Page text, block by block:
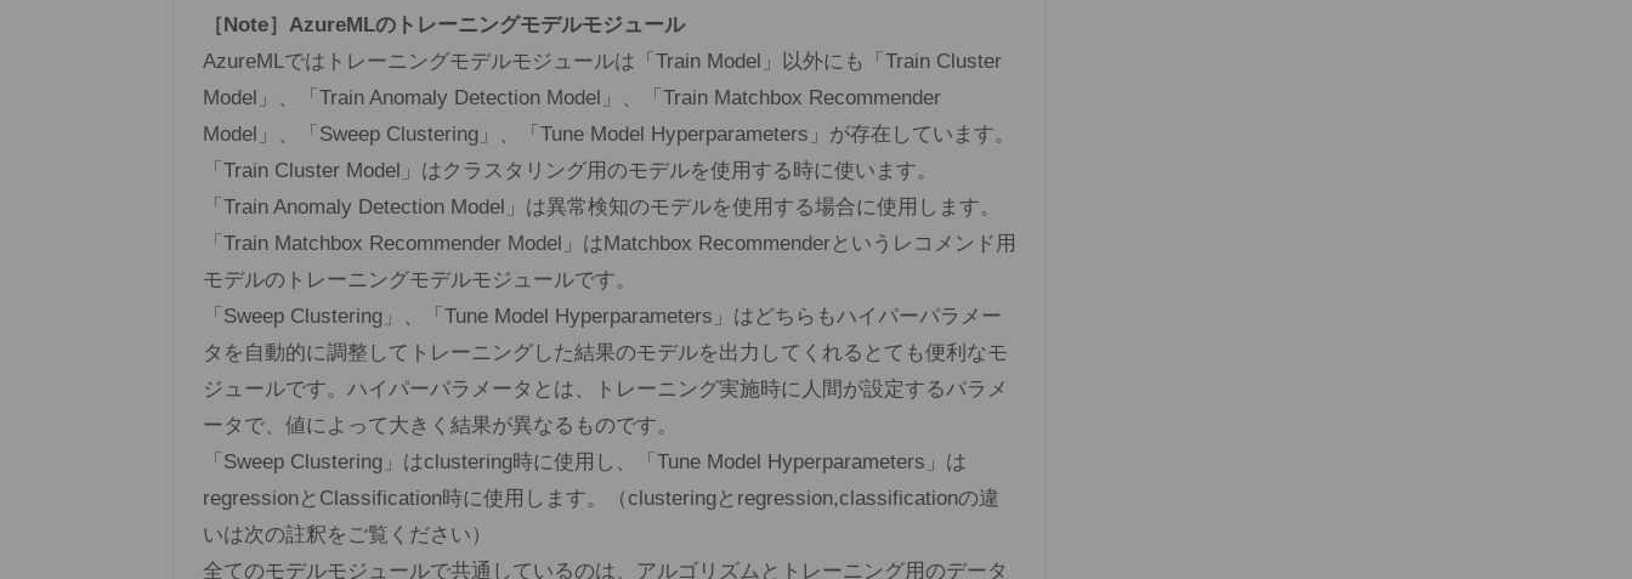
［Note］AzureMLのトレーニングモデルモジュール
AzureMLではトレーニングモデルモジュールは「Train Model」以外にも「Train Cluster
Model」、「Train Anomaly Detection Model」、「Train Matchbox Recommender
Model」、「Sweep Clustering」、「Tune Model Hyperparameters」が存在しています。
「Train Cluster Model」はクラスタリング用のモデルを使用する時に使います。
「Train Anomaly Detection Model」は異常検知のモデルを使用する場合に使用します。
「Train Matchbox Recommender Model」はMatchbox Recommenderというレコメンド用
モデルのトレーニングモデルモジュールです。
「Sweep Clustering」、「Tune Model Hyperparameters」はどちらもハイパーパラメー
タを自動的に調整してトレーニングした結果のモデルを出力してくれるとても便利なモ
ジュールです。ハイパーパラメータとは、トレーニング実施時に人間が設定するパラメ
ータで、値によって大きく結果が異なるものです。
「Sweep Clustering」はclustering時に使用し、「Tune Model Hyperparameters」は
regressionとClassification時に使用します。（clusteringとregression,classificationの違
いは次の註釈をご覧ください）
全てのモデルモジュールで共通しているのは、アルゴリズムとトレーニング用のデータ